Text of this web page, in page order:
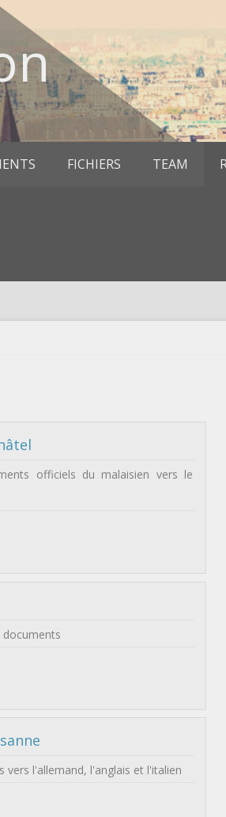
FICHIERS TEAM
officiels du malaisien vers le
documents
vers l'allemand, l'anglais et l'italien